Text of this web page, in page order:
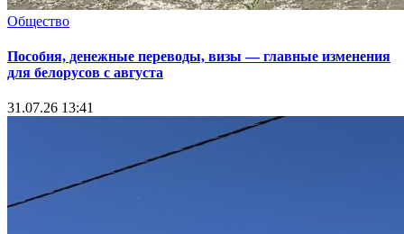
Общество
Пособия, денежные переводы, визы — главные изменения
для белорусов с августа
31.07.26 13:41